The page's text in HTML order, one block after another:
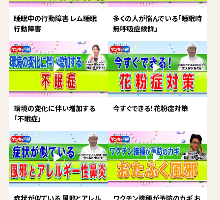
睡眠中の行動障害 レム睡眠
行動障害
多くの人が悩んでいる「睡眠時
無呼吸症候群」
環境の変化に伴い増加する
「不眠症」
今すぐできる！花粉症対策
症状が似ている 風邪とアレル
ワクチン接種が予防のカギ お